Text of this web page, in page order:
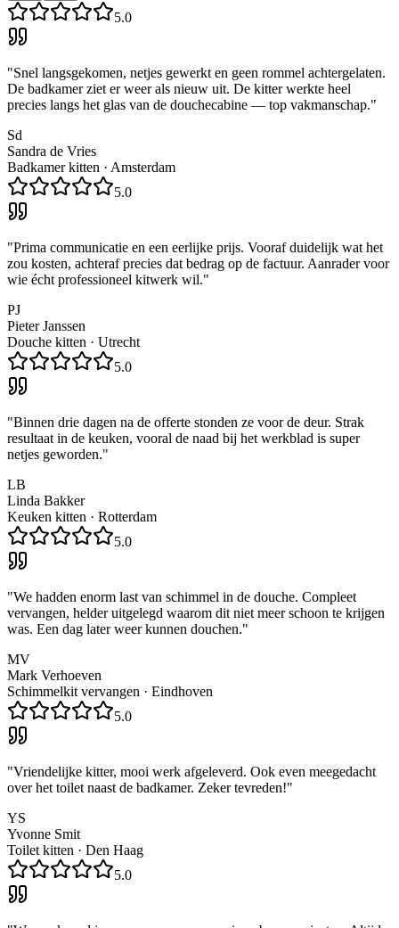
5.0
"Snel langsgekomen, netjes gewerkt en geen rommel achtergelaten.
De badkamer ziet er weer als nieuw uit. De kitter werkte heel
precies langs het glas van de douchecabine — top vakmanschap."
Sd
Sandra de Vries
Badkamer kitten · Amsterdam
5.0
"Prima communicatie en een eerlijke prijs. Vooraf duidelijk wat het
zou kosten, achteraf precies dat bedrag op de factuur. Aanrader voor
wie écht professioneel kitwerk wil."
PJ
Pieter Janssen
Douche kitten · Utrecht
5.0
"Binnen drie dagen na de offerte stonden ze voor de deur. Strak
resultaat in de keuken, vooral de naad bij het werkblad is super
netjes geworden."
LB
Linda Bakker
Keuken kitten · Rotterdam
5.0
"We hadden enorm last van schimmel in de douche. Compleet
vervangen, helder uitgelegd waarom dit niet meer schoon te krijgen
was. Een dag later weer kunnen douchen."
MV
Mark Verhoeven
Schimmelkit vervangen · Eindhoven
5.0
"Vriendelijke kitter, mooi werk afgeleverd. Ook even meegedacht
over het toilet naast de badkamer. Zeker tevreden!"
YS
Yvonne Smit
Toilet kitten · Den Haag
5.0